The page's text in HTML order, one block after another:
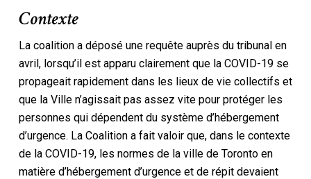
Contexte
La coalition a déposé une requête auprès du tribunal en
avril, lorsqu’il est apparu clairement que la COVID-19 se
propageait rapidement dans les lieux de vie collectifs et
que la Ville n’agissait pas assez vite pour protéger les
personnes qui dépendent du système d’hébergement
d’urgence. La Coalition a fait valoir que, dans le contexte
de la COVID-19, les normes de la ville de Toronto en
matière d’hébergement d’urgence et de répit devaient